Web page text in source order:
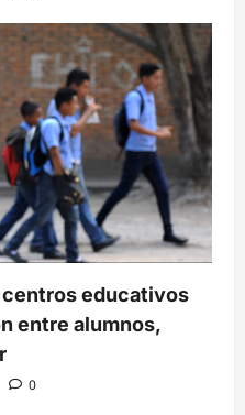
educativos
entre alumnos,
0